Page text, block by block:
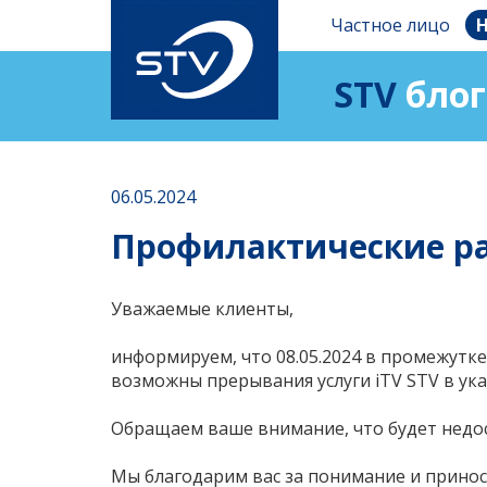
Частное лицо
STV блог
06.05.2024
Профилактические
Уважаемые клиенты,
информируем, что 08.05.2024 в
возможны прерывания услуги iTV STV в
Обращаем ваше внимание, что будет
Мы благодарим вас за понимание и